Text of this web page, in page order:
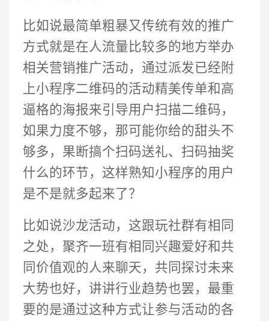
比如说最简单粗暴又传统有效的推广
方式就是在人流量比较多的地方举办
相关营销推广活动，通过派发已经附
上小程序二维码的活动精美传单和高
逼格的海报来引导用户扫描二维码，
如果力度不够，那可能你给的甜头不
够多，果断搞个扫码送礼、扫码抽奖
什么的环节，这样熟知小程序的用户
是不是就多起来了？
比如说沙龙活动，这跟玩社群有相同
之处，聚齐一班有相同兴趣爱好和共
同价值观的人来聊天，共同探讨未来
大势也好，讲讲行业趋势也罢，最重
要的是通过这种方式让参与活动的各